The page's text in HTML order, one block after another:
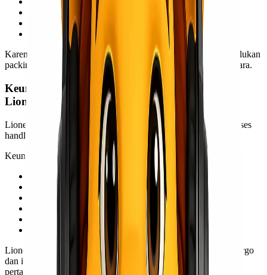
Cat dan thinner
Peralatan dengan kandungan bahan mudah terbakar
Barang industrial tertentu
Karena memiliki risiko tertentu, barang-barang tersebut memerlukan
packing, labeling, dan dokumen sesuai regulasi pengiriman udara.
Keunggulan Kirim DG via Freighter Bersama
Lionel Express
Lionel Express memberikan solusi pengiriman DG
dengan proses
handling profesional dan support operasional yang luas.
Keunggulan layanan:
Support pengiriman Dangerous Goods domestik
Handling sesuai prosedur cargo udara
Tim berpengalaman menangani special cargo
Monitoring shipment lebih mudah
Konsultasi packing dan dokumen DG
Jangkauan pengiriman hingga area Indonesia Timur
Lionel Express juga melayani kebutuhan pengiriman project cargo
dan industrial cargo untuk berbagai sektor bisnis seperti
pertambangan, manufaktur, oil & gas, dan konstruksi.